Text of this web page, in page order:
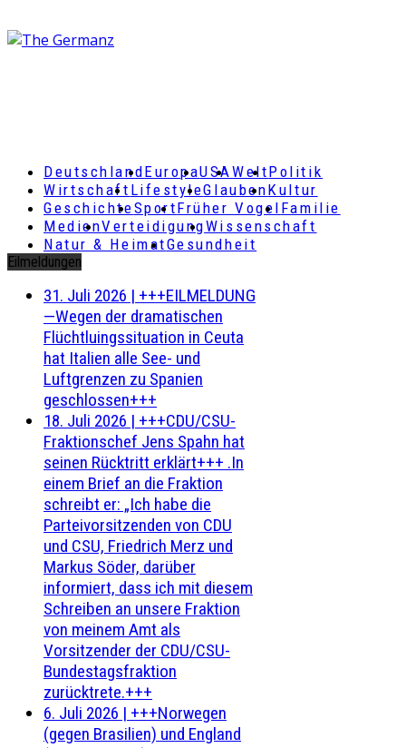
DeutschlandEuropaUSAWeltPolitik
Wirtschaft LifestyleGlaubenKultur
GeschichteSportFrüher Vogel Familie
MedienVerteidigungWissenschaft
Natur & HeimatGesundheit
Eilmeldungen
31. Juli 2026 | +++EILMELDUNG
—Wegen der dramatischen
Flüchtluingssituation in Ceuta
hat Italien alle See- und
Luftgrenzen zu Spanien
geschlossen+++
18. Juli 2026 | +++CDU/CSU-
Fraktionschef Jens Spahn hat
seinen Rücktritt erklärt+++ .In
einem Brief an die Fraktion
schreibt er: „Ich habe die
Parteivorsitzenden von CDU
und CSU, Friedrich Merz und
Markus Söder, darüber
informiert, dass ich mit diesem
Schreiben an unsere Fraktion
von meinem Amt als
Vorsitzender der CDU/CSU-
Bundestagsfraktion
zurücktrete.+++
6. Juli 2026 | +++Norwegen
(gegen Brasilien) und England